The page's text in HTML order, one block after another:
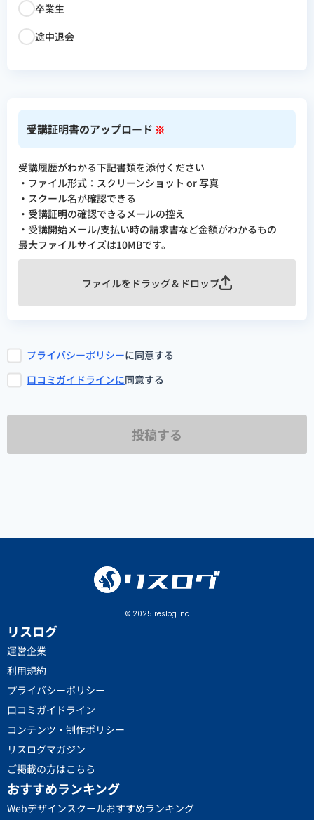
卒業生
途中退会
受講証明書のアップロード ※
受講履歴がわかる下記書類を添付ください
・ファイル形式：スクリーンショット or 写真
・スクール名が確認できる
・受講証明の確認できるメールの控え
・受講開始メール/支払い時の請求書など金額がわかるもの
最大ファイルサイズは10MBです。
ファイルをドラッグ＆ドロップ
プライバシーポリシーに同意する
口コミガイドラインに同意する
投稿する
© 2025 reslog.inc
リスログ
運営企業
利用規約
プライバシーポリシー
口コミガイドライン
コンテンツ・制作ポリシー
リスログマガジン
ご掲載の方はこちら
おすすめランキング
Webデザインスクールおすすめランキング